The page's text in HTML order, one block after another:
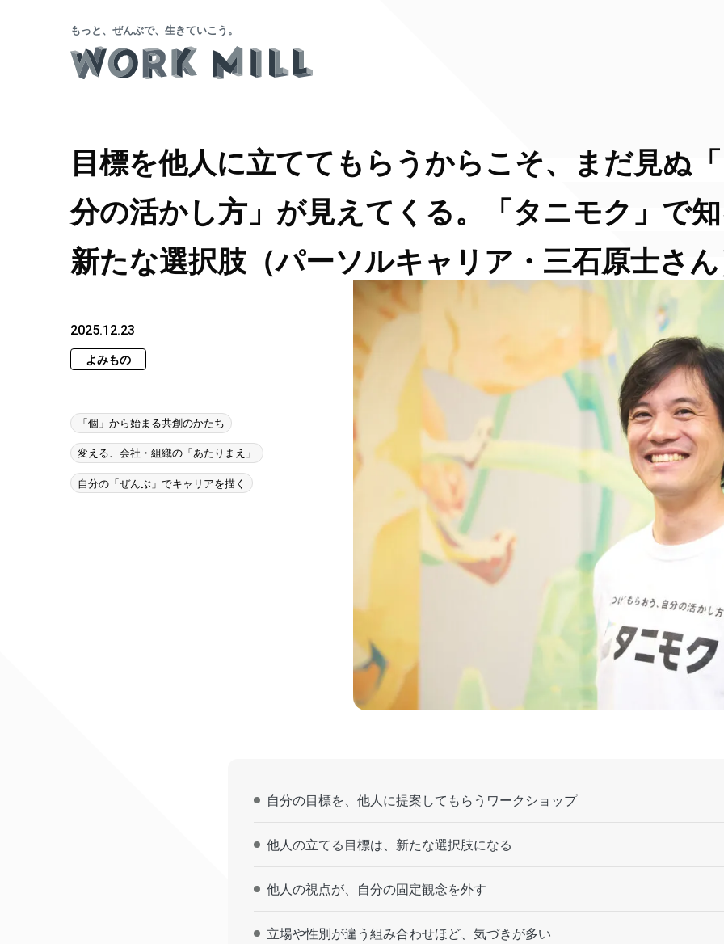
もっと、ぜんぶで、生きていこう。
目標を他人に立ててもらうからこそ、まだ見ぬ
分の活かし方」が見えてくる。「タニモク」で
新たな選択肢（パーソルキャリア・三石原士さん
2025.12.23
よみもの
「個」から始まる共創のかたち
変える、会社・組織の「あたりまえ」
自分の「ぜんぶ」でキャリアを描く
自分の目標を、他人に提案してもらうワークショップ
他人の立てる目標は、新たな選択肢になる
他人の視点が、自分の固定観念を外す
立場や性別が違う組み合わせほど、気づきが多い